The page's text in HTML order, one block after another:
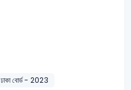
ঢাকা বোর্ড - 2023